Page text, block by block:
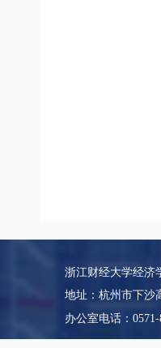
浙江财经大学经济
地址：杭州市下沙
办公室电话：0571-